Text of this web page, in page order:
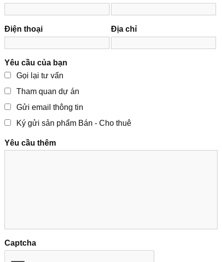
Điện thoại Địa chỉ
Yêu cầu của bạn
Gọi lại tư vấn
Tham quan dự án
Gửi email thông tin
Ký gửi sản phẩm Bán - Cho thuê
Yêu cầu thêm
Captcha